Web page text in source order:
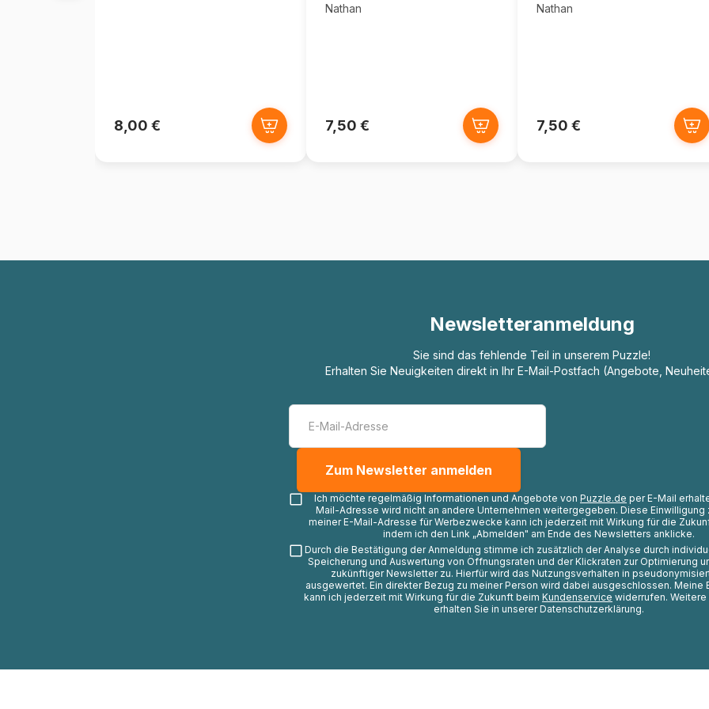
8,00 €
Nathan
7,50 €
Nathan
7,50 €
Newsletteranmeldung
Sie sind das fehlende Teil in unserem Puzzle!
Erhalten Sie Neuigkeiten direkt in Ihr E-Mail-Postfach (Angebote,
Ich möchte regelmäßig Informationen und Angebote von Puzzle.de per E-Mail
Mail-Adresse wird nicht an andere Unternehmen weitergegeben. Diese Einwilligung
meiner E-Mail-Adresse für Werbezwecke kann ich jederzeit mit Wirkung für die
indem ich den Link „Abmelden" am Ende des Newsletters anklicke.
Durch die Bestätigung der Anmeldung stimme ich zusätzlich der Analyse durch
Speicherung und Auswertung von Öffnungsraten und der Klickraten zur Optimierung
zukünftiger Newsletter zu. Hierfür wird das Nutzungsverhalten in
ausgewertet. Ein direkter Bezug zu meiner Person wird dabei ausgeschlossen. Meine
kann ich jederzeit mit Wirkung für die Zukunft beim Kundenservice widerrufen.
erhalten Sie in unserer Datenschutzerklärung.